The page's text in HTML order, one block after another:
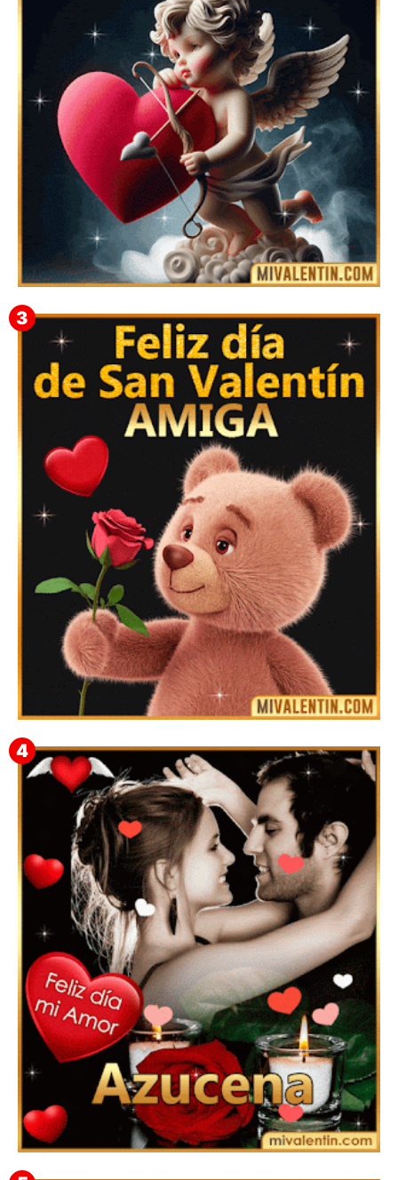
🎁 Imágenes Gif Personalizadas con Nombres para
San Valentín 2026 💘
Feliz San Valentín Eudocia
Mensajes Tarjetas y GiF de San Valentín para Amigas